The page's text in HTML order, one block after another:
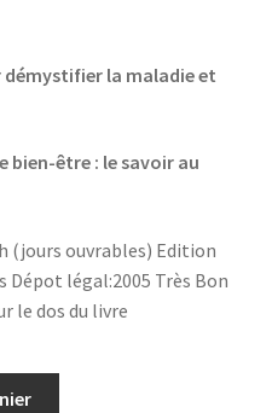
démystifier la maladie et
bien-être : le savoir au
(jours ouvrables) Edition
Dépot légal:2005 Très Bon
le dos du livre